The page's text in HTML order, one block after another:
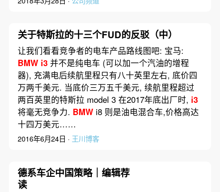
关于特斯拉的十三个FUD的反驳（中）
让我们看看竞争者的电车产品路线图吧: 宝马:
BMW i3并不是纯电车 (可以加一个汽油的增程
器), 充满电后续航里程只有八十英里左右, 底价四
万两千美元. 当底价三万五千美元, 续航里程超过
两百英里的特斯拉 model 3 在2017年底出厂时, i3
将毫无竞争力. BMWi8 则是油电混合车,价格高达
十四万美元……
2016年6月24日 · 王川博客
德系车企中国策略｜编辑荐
读